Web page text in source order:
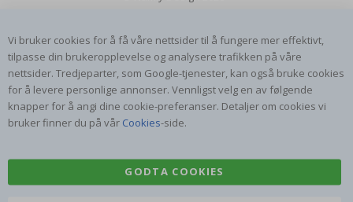
Vi bruker cookies for å få våre nettsider til å fungere mer effektivt,
tilpasse din brukeropplevelse og analysere trafikken på våre
nettsider. Tredjeparter, som Google-tjenester, kan også bruke cookies
for å levere personlige annonser. Vennligst velg en av følgende
knapper for å angi dine cookie-preferanser. Detaljer om cookies vi
bruker finner du på vår Cookies-side.
GODTA COOKIES